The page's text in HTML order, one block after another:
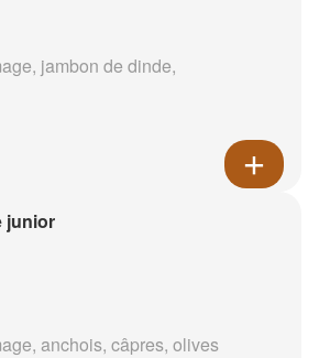
jambon de dinde,
junior
anchois, câpres, olives